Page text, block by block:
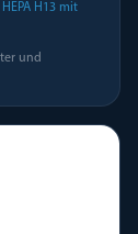
H13 mit
und